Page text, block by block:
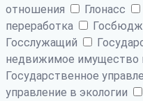
отношения
Глонасс
переработка
Госслужащий
недвижимое имущество
Государственное
управление в экологии